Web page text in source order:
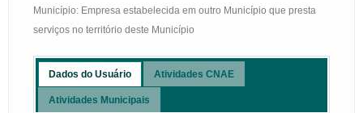
Município: Empresa estabelecida em outro Município que presta
serviços no território deste Município
Dados do Usuário Atividades CNAE
Atividades Municipais